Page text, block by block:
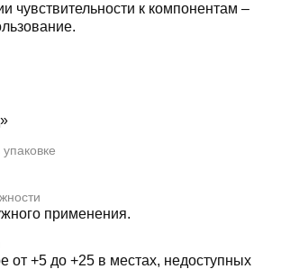
чувствительности к компонентам –
применения.
от +5 до +25 в местах, недоступных